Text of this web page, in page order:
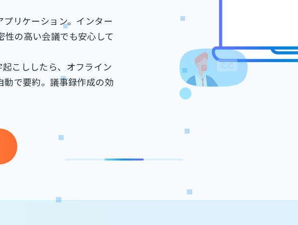
リケーション。インター
の高い会議でも安心して
こししたら、オフライン
動で要約。議事録作成の効